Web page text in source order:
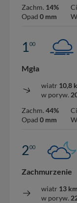
Zachm. 14%
Opad 0 mm
100
Mgła
wiatr 10,8
w poryw.
Zachm. 44%
Opad 0 mm
200
Zachmurzenie
wiatr 13
w poryw.